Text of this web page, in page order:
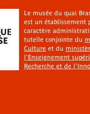
Le musée du quai
est un établissement
caractère
tutelle conjointe du
Cultureet du
l'Enseignement
Recherche et de